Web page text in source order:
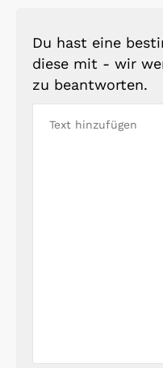
Du hast eine
diese mit - wir
zu beantworten.